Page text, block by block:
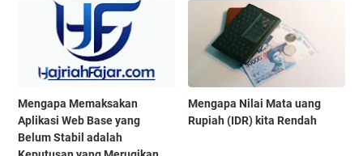
Mengapa Memaksakan
Aplikasi Web Base yang
Belum Stabil adalah
Mengapa Nilai Mata uang
Rupiah (IDR) kita Rendah